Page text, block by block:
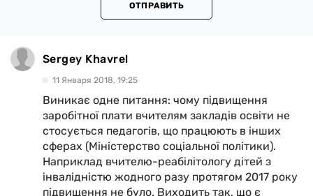
ОТПРАВИТЬ
Sergey Khavrel
11 Января 2018, 19:25
Виникає одне питання: чому підвищення
заробітної плати вчителям закладів освіти не
стосується педагогів, що працюють в інших
сферах (Міністерство соціальної політики).
Наприклад вчителю-реабілітологу дітей з
інвалідністю жодного разу протягом 2017 року
підвищення не було. Виходить так, що є